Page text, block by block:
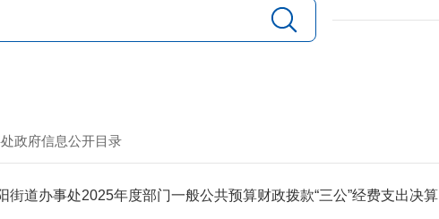
政府信息公开目录
街道办事处2025年度部门一般公共预算财政拨款“三公”经费支出决算